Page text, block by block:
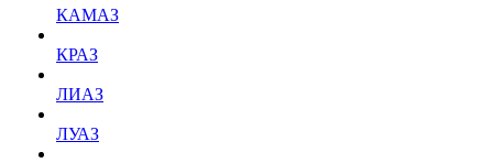
КАМАЗ
КРАЗ
ЛИАЗ
ЛУАЗ